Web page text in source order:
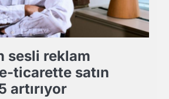
sesli reklam
ticarette satın
artırıyor